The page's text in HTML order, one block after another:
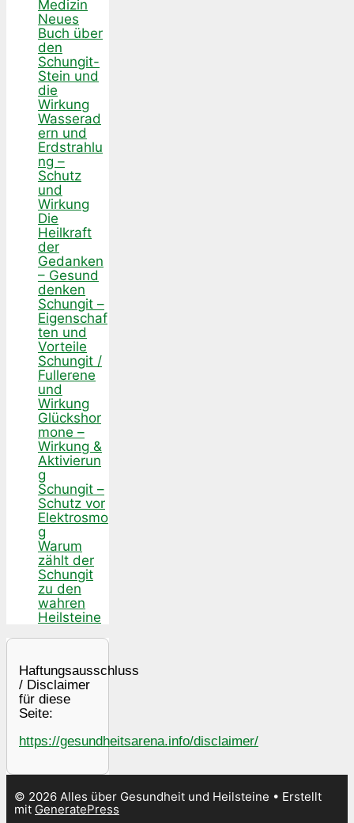
Medizin
Neues
Buch über
den
Schungit-
Stein und
die
Wirkung
Wasserad
ern und
Erdstrahlu
ng –
Schutz
und
Wirkung
Die
Heilkraft
der
Gedanken
– Gesund
denken
Schungit –
Eigenschaf
ten und
Vorteile
Schungit /
Fullerene
und
Wirkung
Glückshor
mone –
Wirkung &
Aktivierun
g
Schungit –
Schutz vor
Elektrosmo
g
Warum
zählt der
Schungit
zu den
wahren
Heilsteine
Haftungsausschluss
/ Disclaimer
für diese
Seite:
https://gesundheitsarena.info/disclaimer/
© 2026 Alles über Gesundheit und Heilsteine • Erstellt
mit GeneratePress